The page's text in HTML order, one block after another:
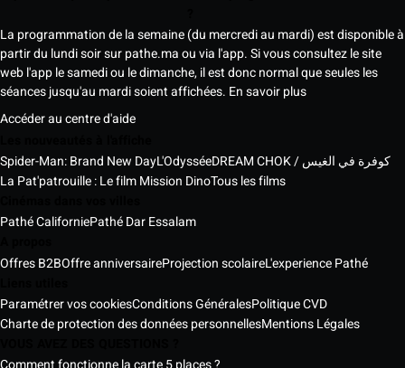
La programmation de la semaine (du mercredi au mardi) est disponible à
partir du lundi soir sur pathe.ma ou via l'app. Si vous consultez le site
web l'app le samedi ou le dimanche, il est donc normal que seules les
séances jusqu'au mardi soient affichées. En savoir plus
Accéder au centre d'aide
Spider-Man: Brand New DayL'Odyssée
DREAM CHOK / كوفرة في الغيس
La Pat'patrouille : Le film Mission DinoTous les films
Pathé CaliforniePathé Dar Essalam
Offres B2BOffre anniversaireProjection scolaireL'experience Pathé
Paramétrer vos cookiesConditions GénéralesPolitique CVD
Charte de protection des données personnellesMentions Légales